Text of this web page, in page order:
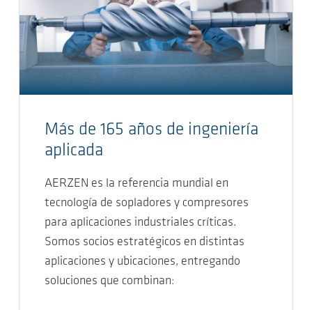
Más de 165 años de ingeniería
aplicada
AERZEN es la referencia mundial en
tecnología de sopladores y compresores
para aplicaciones industriales críticas.
Somos socios estratégicos en distintas
aplicaciones y ubicaciones, entregando
soluciones que combinan: